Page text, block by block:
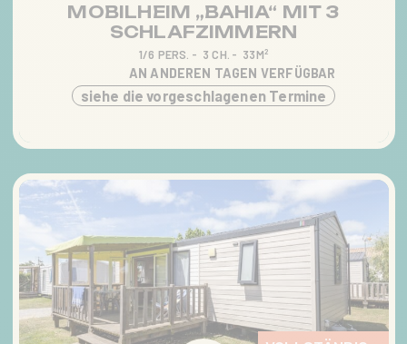
STARTSEITE
DER CAMPINGPLATZ
DIENSTE
AKTIVITÄTEN &
ANIMATIONEN
MOBILHEIM „BAHIA“ MIT 3
SCHLAFZIMMERN
1/6 PERS. 3 CH. 33M²
AN ANDEREN TAGEN VERFÜGBAR
siehe die vorgeschlagenen Termine